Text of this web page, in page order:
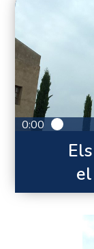
0:00